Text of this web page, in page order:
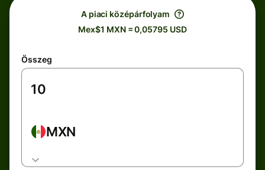
A piaci középárfolyam
Mex$1 MXN = 0,05795 USD
Összeg
MXN